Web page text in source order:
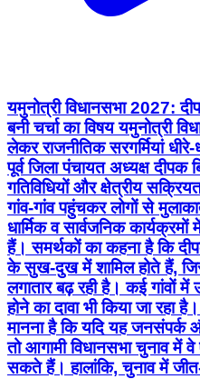
यमुनोत्री विधानसभा 2027:
बनी चर्चा का विषय यमुनोत्री
लेकर राजनीतिक सरगर्मियां
पूर्व जिला पंचायत अध्यक्ष
गतिविधियों और क्षेत्रीय
गांव-गांव पहुंचकर लोगों से
धार्मिक व सार्वजनिक कार्यक्रमों
हैं। समर्थकों का कहना है कि
के सुख-दुख में शामिल होते हैं,
लगातार बढ़ रही है। कई गांवों में
होने का दावा भी किया जा रहा
मानना है कि यदि यह जनसंपर्क
तो आगामी विधानसभा चुनाव
सकते हैं। हालांकि, चुनाव में